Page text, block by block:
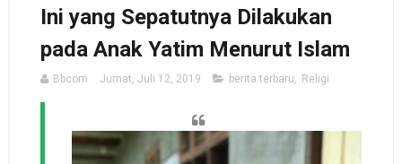
Ini yang Sepatutnya Dilakukan
pada Anak Yatim Menurut Islam
Bbcom Jumat, Juli 12, 2019 berita terbaru, Religi